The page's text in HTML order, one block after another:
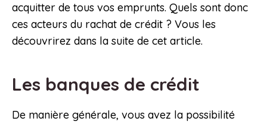
acquitter de tous vos emprunts. Quels sont donc
ces acteurs du rachat de crédit ? Vous les
découvrirez dans la suite de cet article.
Les banques de crédit
De manière générale, vous avez la possibilité